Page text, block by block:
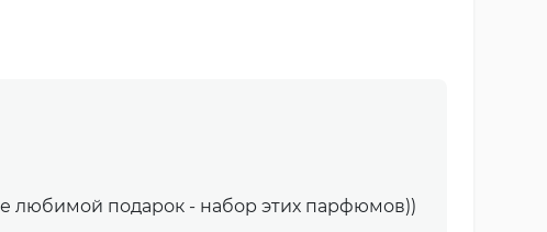
любимой подарок - набор этих парфюмов))